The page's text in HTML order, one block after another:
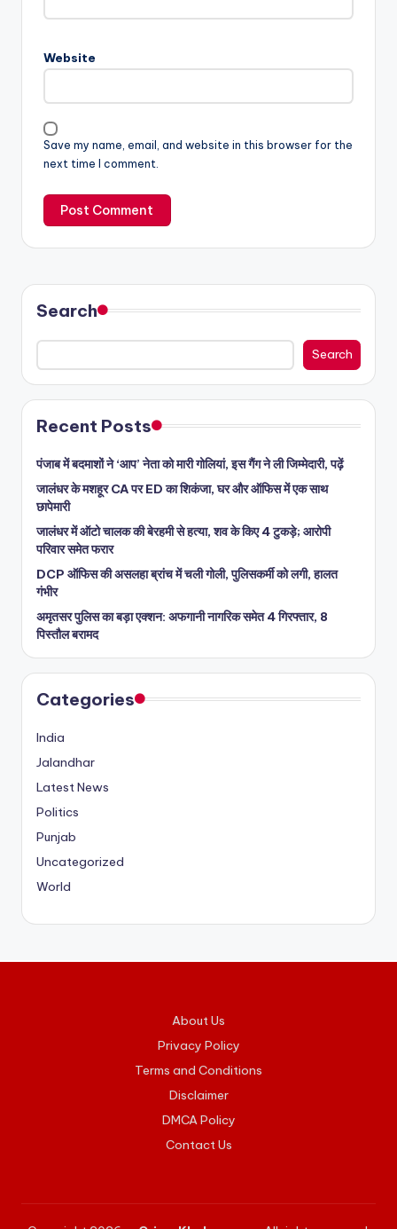
Website
Save my name, email, and website in this browser for the
next time I comment.
Search
Search
Recent Posts
पंजाब में बदमाशों ने ‘आप’ नेता को मारी गोलियां, इस गैंग ने ली जिम्मेदारी, पढ़ें
जालंधर के मशहूर CA पर ED का शिकंजा, घर और ऑफिस में एक साथ
छापेमारी
जालंधर में ऑटो चालक की बेरहमी से हत्या, शव के किए 4 टुकड़े; आरोपी
परिवार समेत फरार
DCP ऑफिस की असलहा ब्रांच में चली गोली, पुलिसकर्मी को लगी, हालत
गंभीर
अमृतसर पुलिस का बड़ा एक्शन: अफगानी नागरिक समेत 4 गिरफ्तार, 8
पिस्तौल बरामद
Categories
India
Jalandhar
Latest News
Politics
Punjab
Uncategorized
World
About Us
Privacy Policy
Terms and Conditions
Disclaimer
DMCA Policy
Contact Us